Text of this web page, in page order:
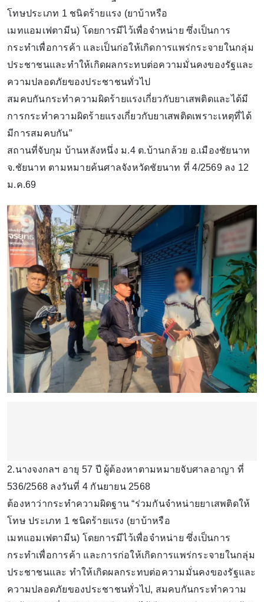
โทษประเภท 1 ชนิดร้ายแรง (ยาบ้าหรือ
เมทแอมเฟตามีน) โดยการมีไว้เพื่อจำหน่าย ซึ่งเป็นการ
กระทำเพื่อการค้า และเป็นก่อให้เกิดการแพร่กระจายในกลุ่ม
ประชาชนและทำให้เกิดผลกระทบต่อความมั่นคงของรัฐและ
ความปลอดภัยของประชาชนทั่วไป
สมคบกันกระทำความผิดร้ายแรงเกี่ยวกับยาเสพติดและได้มี
การกระทำความผิดร้ายแรงเกี่ยวกับยาเสพติดเพราะเหตุที่ได้
มีการสมคบกัน”
สถานที่จับกุม บ้านหลังหนึ่ง ม.4 ต.บ้านกล้วย อ.เมืองชัยนาท
จ.ชัยนาท ตามหมายค้นศาลจังหวัดชัยนาท ที่ 4/2569 ลง 12
ม.ค.69
2.นางจงกลฯ อายุ 57 ปี ผู้ต้องหาตามหมายจับศาลอาญา ที่
536/2568 ลงวันที่ 4 กันยายน 2568
ต้องหาว่ากระทำความผิดฐาน “ร่วมกันจำหน่ายยาเสพติดให้
โทษ ประเภท 1 ชนิดร้ายแรง (ยาบ้าหรือ
เมทแอมเฟตามีน) โดยการมีไว้เพื่อจำหน่าย ซึ่งเป็นการ
กระทำเพื่อการค้า และการก่อให้เกิดการแพร่กระจายในกลุ่ม
ประชาชนและ ทำให้เกิดผลกระทบต่อความมั่นคงของรัฐและ
ความปลอดภัยของประชาชนทั่วไป, สมคบกันกระทำความ